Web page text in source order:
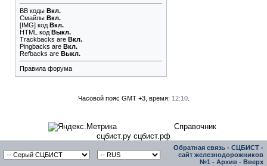
BB коды Вкл.
Смайлы Вкл.
[IMG] код Вкл.
HTML код Выкл.
Trackbacks are Вкл.
Pingbacks are Вкл.
Refbacks are Выкл.
Правила форума
Часовой пояс GMT +3, время: 12:10.
Справочник
сцбист.ру сцбист.рф
Обратная связь - СЦБИСТ -
сайт железнодорожников
№1 - Архив - Вверх